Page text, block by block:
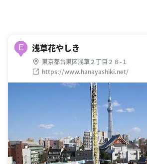
E 浅草花やしき
東京都台東区浅草２丁目２８-１
https://www.hanayashiki.net/